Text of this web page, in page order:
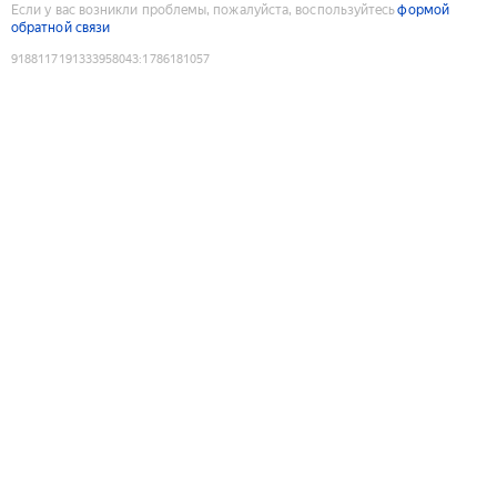
Если у вас возникли проблемы, пожалуйста, воспользуйтесьформой
обратной связи
9188117191333958043:1786181057